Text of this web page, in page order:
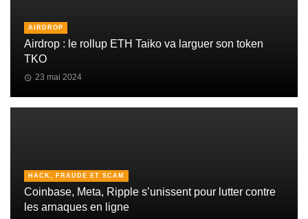
AIRDROP
Airdrop : le rollup ETH Taiko va larguer son token
TKO
23 mai 2024
HACK, FRAUDE ET SCAM
Coinbase, Meta, Ripple s’unissent pour lutter contre
les arnaques en ligne